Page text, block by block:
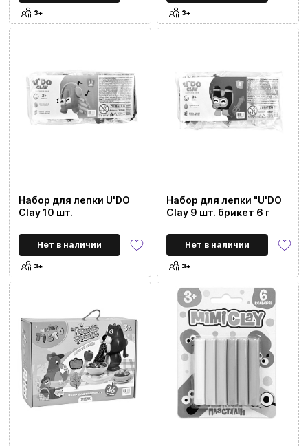
Для событий и локаций
Город
Применить фильтры
3+ 3+
Набор для лепки U'DO
Clay 10 шт.
Нет в наличии
3+
Набор для лепки "U'DO
Clay 9 шт. брикет 6 г
Нет в наличии
3+
Заказать звонок
kubix.boardgames@gmail.com
Язык сайта:
UAㅤ RU